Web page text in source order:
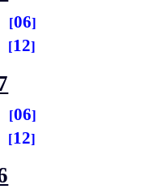
06
12
06
12